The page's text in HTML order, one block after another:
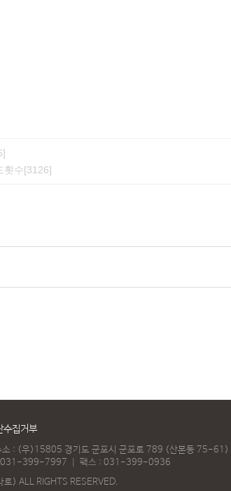
횟수[3126]
수집거부
소 : (우)15805 경기도 군포시 군포로 789 (산본동 75-61)
031-399-7997
팩스 : 031-399-0936
) ALL RIGHTS RESERVED.